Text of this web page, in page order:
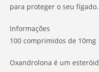
para proteger o seu fígado.
Informações
100 comprimidos de 10mg
Oxandrolona é um